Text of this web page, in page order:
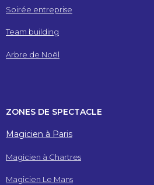
Soirée entreprise
Team building
Arbre de Noël
ZONES DE SPECTACLE
Magicien à Paris
Magicien à Chartres
Magicien Le Mans